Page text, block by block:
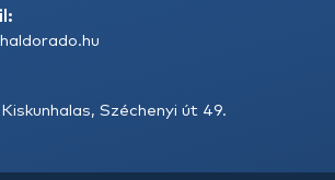
Széchenyi út 49.